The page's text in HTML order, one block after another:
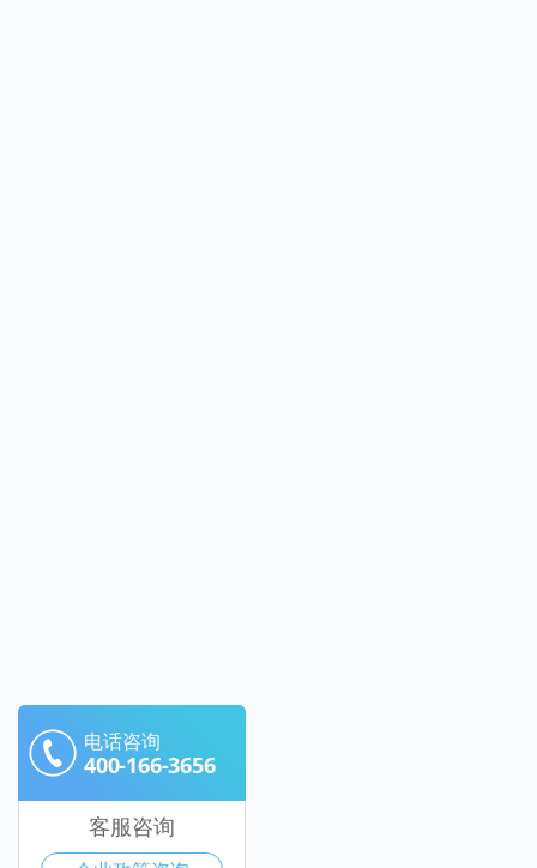
电话咨询
400-166-3656
客服咨询